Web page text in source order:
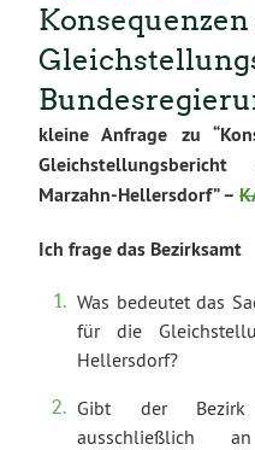
kleine Anfrage zu
Marzahn-Hellersdorf” –
Ich frage das Bezirksamt
Was bedeutet das
für die
Hellersdorf?
Gibt der Bezirk
ausschließlich